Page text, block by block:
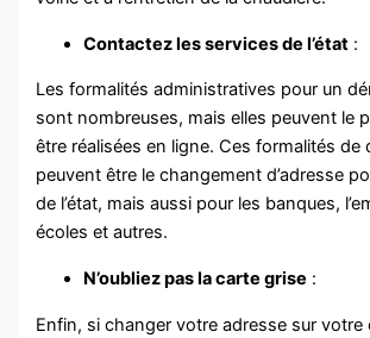
Contactez les services de l’état :
Les formalités administratives pour un
sont nombreuses, mais elles peuvent le
être réalisées en ligne. Ces formalités de
peuvent être le changement d’adresse
de l’état, mais aussi pour les banques,
écoles et autres.
N’oubliez pas la carte grise :
Enfin, si changer votre adresse sur votre